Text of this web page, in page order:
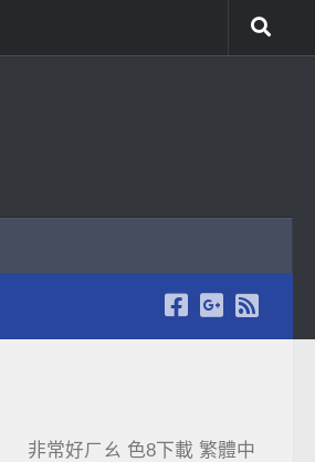
非常好ㄏㄠ 色8下載 繁體中